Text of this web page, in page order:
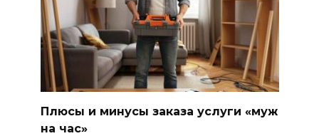
Плюсы и минусы заказа услуги «муж
на час»